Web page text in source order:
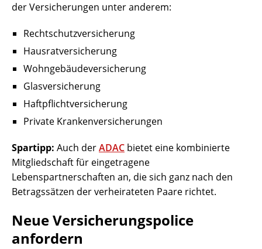
der Versicherungen unter anderem:
Rechtschutzversicherung
Hausratversicherung
Wohngebäudeversicherung
Glasversicherung
Haftpflichtversicherung
Private Krankenversicherungen
Spartipp: Auch derADAC bietet eine kombinierte
Mitgliedschaft für eingetragene
Lebenspartnerschaften an, die sich ganz nach den
Betragssätzen der verheirateten Paare richtet.
Neue Versicherungspolice
anfordern